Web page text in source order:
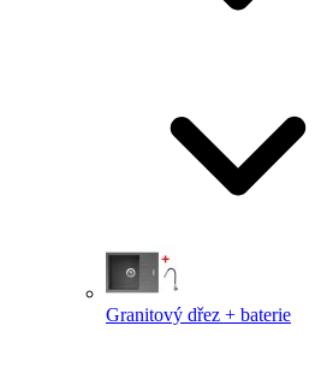
Granitový dřez + baterie